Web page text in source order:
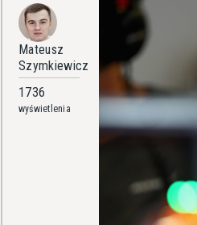
Mateusz
Szymkiewicz
1736
wyświetlenia